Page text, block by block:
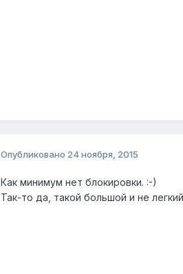
Опубликовано 24 ноября, 2015
Как минимум нет блокировки. :-)
Так-то да, такой большой и не